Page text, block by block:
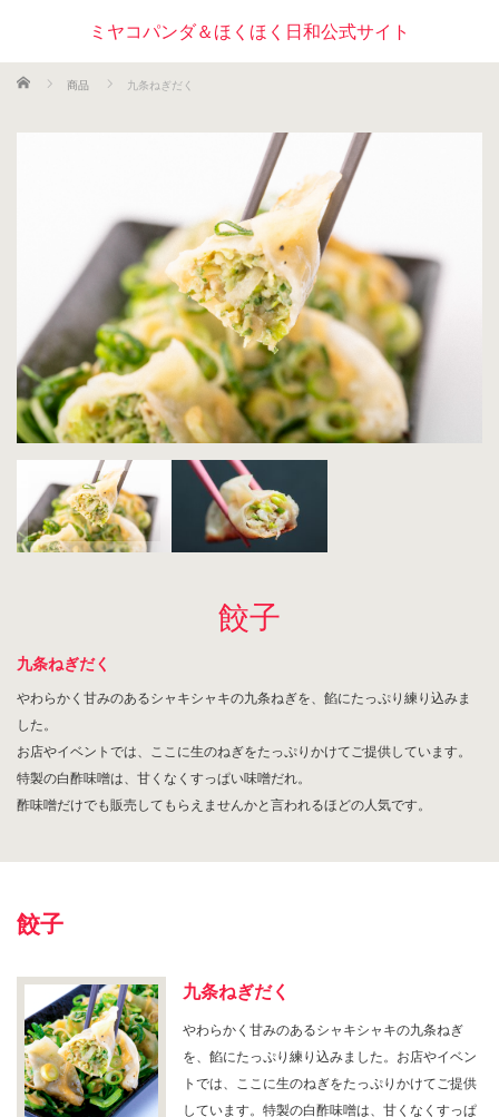
ミヤコパンダ＆ほくほく日和公式サイト
ホーム 商品 九条ねぎだく
餃子
九条ねぎだく
やわらかく甘みのあるシャキシャキの九条ねぎを、餡にたっぷり練り込みま
した。
お店やイベントでは、ここに生のねぎをたっぷりかけてご提供しています。
特製の白酢味噌は、甘くなくすっぱい味噌だれ。
酢味噌だけでも販売してもらえませんかと言われるほどの人気です。
餃子
九条ねぎだく
やわらかく甘みのあるシャキシャキの九条ねぎ
を、餡にたっぷり練り込みました。お店やイベン
トでは、ここに生のねぎをたっぷりかけてご提供
しています。特製の白酢味噌は、甘くなくすっぱ